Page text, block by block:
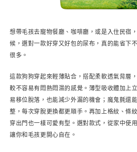
想帶毛孩去寵物餐廳、咖啡廳，或是入住民宿
候，選對一款好穿又好包的尿布，真的能省下
很多。
這款狗狗穿起來輕薄貼合，搭配柔軟透氣背層
較不容易有悶熱悶濕的感覺。薄型吸收體加上
易移位脫落，也能減少外漏的機會；魔鬼氈還
整，每次穿脫更換都更順手。再加上格紋、條
穿出門也一樣可愛有型。選對款式，從家中使
讓你和毛孩更開心自在。